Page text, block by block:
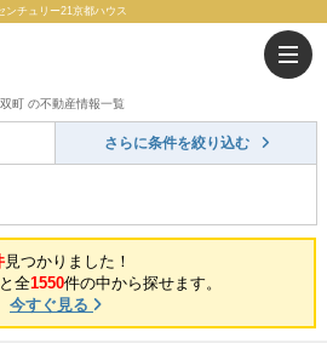
ンチュリー21京都ハウス
町 の不動産情報一覧
さらに条件を絞り込む
見つかりました！
全1550件の中から探せます。
今すぐ見る